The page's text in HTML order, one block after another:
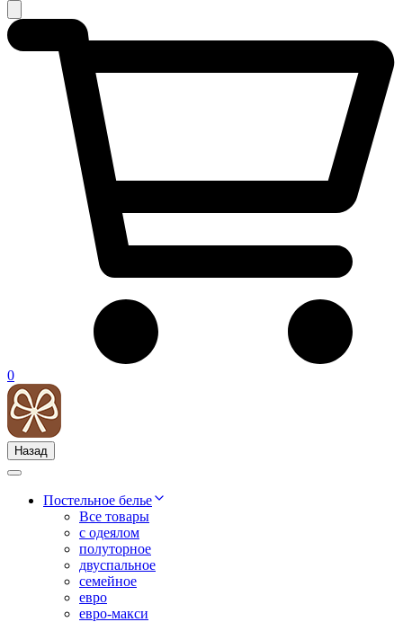
0
Назад
Постельное белье
Все товары
с одеялом
полуторное
двуспальное
семейное
евро
евро-макси